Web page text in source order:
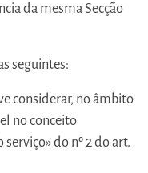
da mesma Secção
seguintes:
considerar, no âmbito
no conceito
do nº 2 do art.